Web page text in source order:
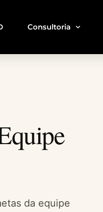
Consultoria
da equipe